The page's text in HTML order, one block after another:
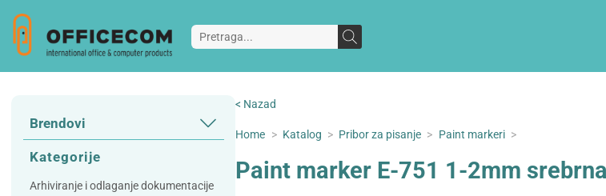
Brendovi
3L
A Plus
Accessories
Kategorije
Arhiviranje i odlaganje dokumentacije
< Nazad
Home > Katalog > Pribor za pisanje > Paint markeri >
Paint marker E-751 1-2mm